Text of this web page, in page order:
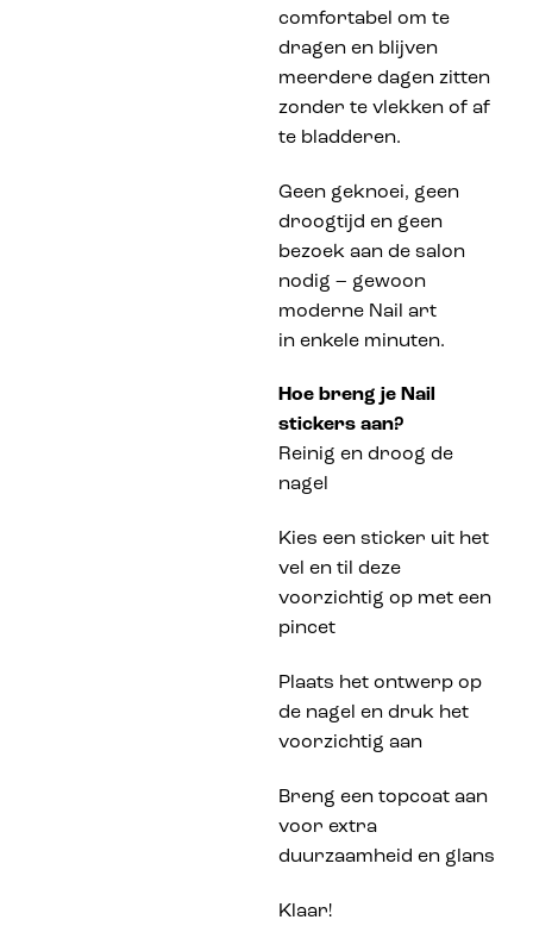
comfortabel om te
dragen en blijven
meerdere dagen zitten
zonder te vlekken of af
te bladderen.
Geen geknoei, geen
droogtijd en geen
bezoek aan de salon
nodig – gewoon
moderne Nail art
in enkele minuten.
Hoe breng je Nail
stickers aan?
Reinig en droog de
nagel
Kies een sticker uit het
vel en til deze
voorzichtig op met een
pincet
Plaats het ontwerp op
de nagel en druk het
voorzichtig aan
Breng een topcoat aan
voor extra
duurzaamheid en glans
Klaar!